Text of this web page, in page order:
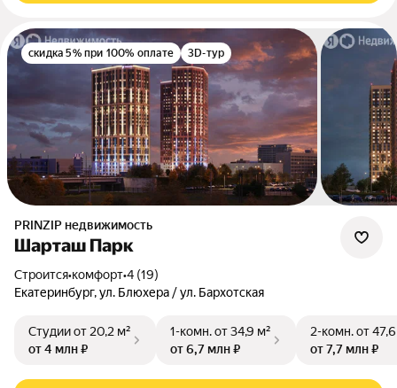
скидка 5% при 100% оплате 3D-тур
PRINZIP недвижимость
Шарташ Парк
Строится•комфорт•4 (19)
Екатеринбург, ул. Блюхера / ул. Бархотская
Студииот 20,2 м²
от 4 млн ₽
1-комн.от 34,9 м²
от 6,7 млн ₽
2-комн.от
от 7,7 млн ₽